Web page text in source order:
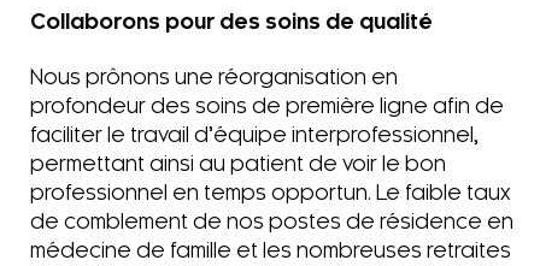
Collaborons pour des soins de qualité
Nous prônons une réorganisation en
profondeur des soins de première ligne afin de
faciliter le travail d’équipe interprofessionnel,
permettant ainsi au patient de voir le bon
professionnel en temps opportun. Le faible taux
de comblement de nos postes de résidence en
médecine de famille et les nombreuses retraites